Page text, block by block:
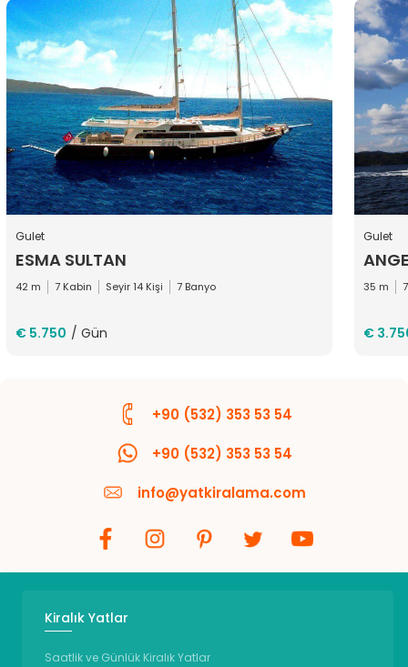
Gulet
ESMA SULTAN
42 m 7 Kabin Seyir 14 Kişi 7 Banyo
€ 5.750 / Gün
Gulet
35 m
€
+90 (532) 353 53 54
+90 (532) 353 53 54
info@yatkiralama.com
Kiralık Yatlar
Saatlik ve Günlük Kiralık Yatlar